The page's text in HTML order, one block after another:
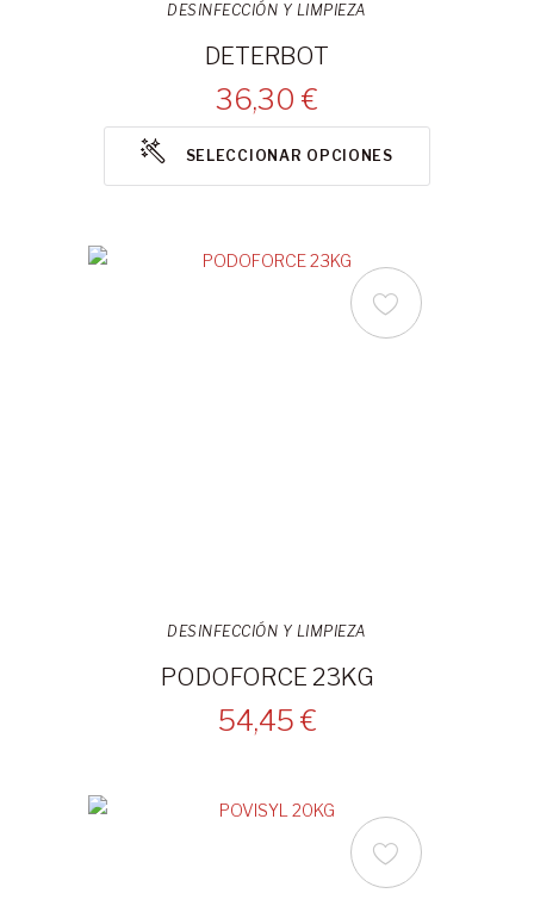
DESINFECCIÓN Y LIMPIEZA
DETERBOT
36,30 €
SELECCIONAR OPCIONES
DESINFECCIÓN Y LIMPIEZA
PODOFORCE 23KG
54,45 €